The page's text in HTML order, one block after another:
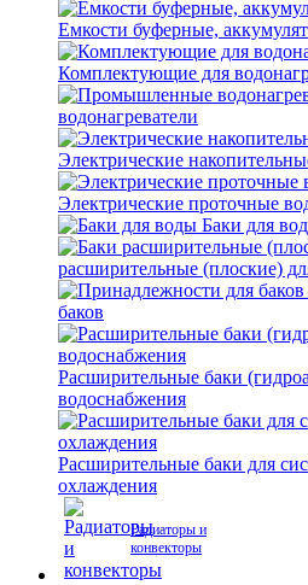
Емкости буферные,
Комплектующие для
водонагреватели
Электрические
Электрические проточные
Баки для
расширительные (плоские)
баков
Расширительные баки
водоснабжения
Расширительные баки для
охлаждения
Радиаторы и
конвекторы